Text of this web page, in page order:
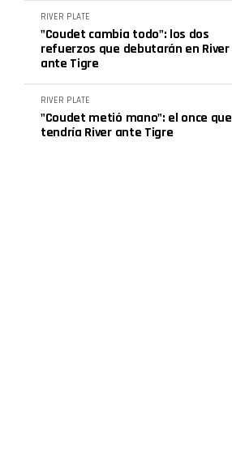
RIVER PLATE
"Coudet cambia todo": los dos
refuerzos que debutarán en River
ante Tigre
RIVER PLATE
"Coudet metió mano": el once que
tendría River ante Tigre